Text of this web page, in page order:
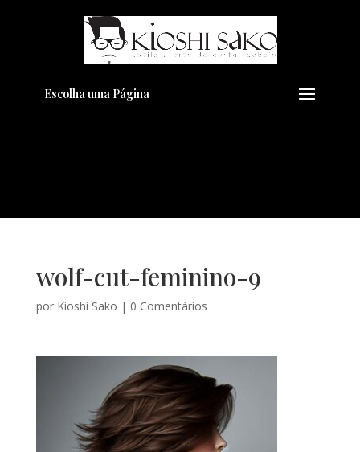
Escolha uma Página
wolf-cut-feminino-9
por Kioshi Sako | 0 Comentários
Pensando em transformar seu
Visual??